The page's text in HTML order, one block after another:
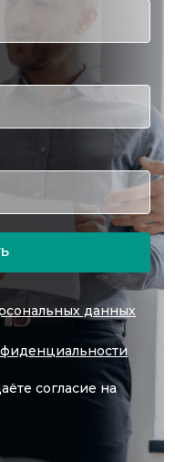
данных
согласие на